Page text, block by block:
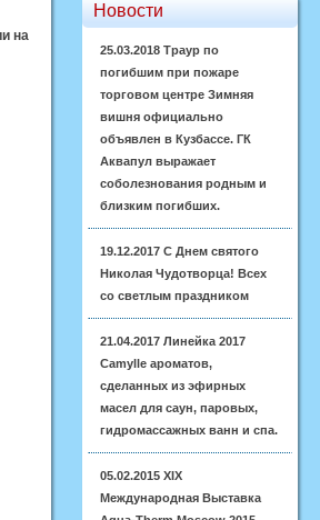
на
Новости
25.03.2018 Траур по
погибшим при пожаре
торговом центре Зимняя
вишня официально
объявлен в Кузбассе. ГК
Аквапул выражает
соболезнования родным и
близким погибших.
19.12.2017 С Днем святого
Николая Чудотворца! Всех
со светлым праздником
21.04.2017 Линейка 2017
Camylle ароматов,
сделанных из эфирных
масел для саун, паровых,
гидромассажных ванн и спа.
05.02.2015 XIX
Международная Выставка